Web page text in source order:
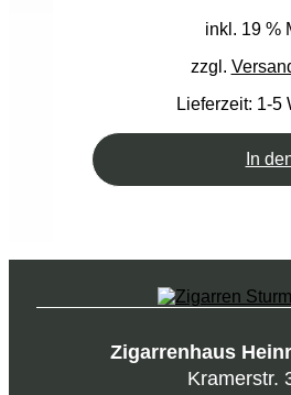
inkl. 19 %
zzgl.
Lieferzeit: 1-5
In
Zigarrenhaus
Kramerstr.